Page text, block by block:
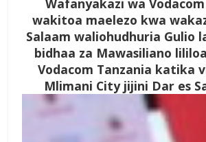
Wafanyakazi wa
wakitoa maelezo kwa
Salaam waliohudhuria Gulio
bidhaa za Mawasiliano
Vodacom Tanzania katika
Mlimani City jijini Dar es